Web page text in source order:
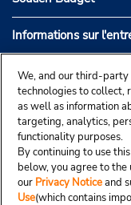
Informations sur
Partenaires de Budget
We, and our third-party
technologies to collect,
as well as information
targeting, analytics,
functionality purposes.
By continuing to use
below, you agree to the
our Privacy Noticeand
Use(which contains